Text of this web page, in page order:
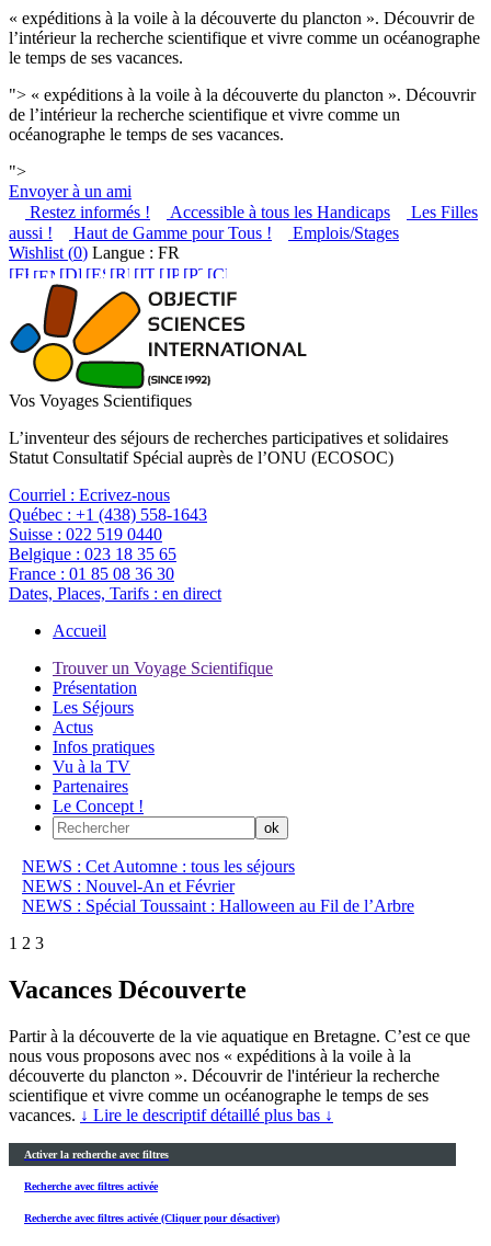
« expéditions à la voile à la découverte du plancton ». Découvrir de
l’intérieur la recherche scientifique et vivre comme un océanographe
le temps de ses vacances.
"> « expéditions à la voile à la découverte du plancton ». Découvrir
de l’intérieur la recherche scientifique et vivre comme un
océanographe le temps de ses vacances.
">
Envoyer à un ami
Restez informés !
Accessible à tous les Handicaps
Les Filles
aussi !
Haut de Gamme pour Tous !
Emplois/Stages
Wishlist (0) Langue : FR
Vos Voyages Scientifiques
L’inventeur des séjours de recherches participatives et solidaires
Statut Consultatif Spécial auprès de l’ONU (ECOSOC)
Courriel : Ecrivez-nous
Québec : +1 (438) 558-1643
Suisse : 022 519 0440
Belgique : 023 18 35 65
France : 01 85 08 36 30
Dates, Places, Tarifs : en direct
Accueil
Trouver un Voyage Scientifique
Présentation
Les Séjours
Actus
Infos pratiques
Vu à la TV
Partenaires
Le Concept !
NEWS : Cet Automne : tous les séjours
NEWS : Nouvel-An et Février
NEWS : Spécial Toussaint : Halloween au Fil de l’Arbre
1 2 3
Vacances Découverte
Partir à la découverte de la vie aquatique en Bretagne. C’est ce que
nous vous proposons avec nos « expéditions à la voile à la
découverte du plancton ». Découvrir de l'intérieur la recherche
scientifique et vivre comme un océanographe le temps de ses
vacances. ↓ Lire le descriptif détaillé plus bas ↓
Activer la recherche avec filtres
Recherche avec filtres activée
Recherche avec filtres activée (Cliquer pour désactiver)